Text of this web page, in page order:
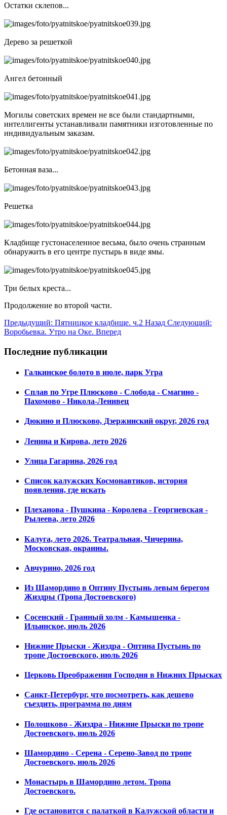
Остатки склепов...
Дерево за решеткой
Ангел бетонный
Могилы советских времен не все были стандартными,
интеллигенты устанавливали памятники изготовленные по
индивидуальным заказам.
Бетонная ваза...
Решетка
Кладбище густонаселенное весьма, было очень странным
обнаружить в его центре пустырь в виде ямы.
Три белых креста...
Продолжение во второй части.
Предыдущий: Пятницкое кладбище. ч.2 Назад Следующий:
Воробьевка. Утро на Оке. Вперед
Последние публикации
Галкинское болото в июле, парк Угра
Сплав по Угре Плюсково - Слобода - Смагино -
Пахомово - Никола-Ленивец
Дюкино и Плюсково, Дзержинский округ, 2026 год
Ленина и Кирова, лето 2026
Улица Гагарина, 2026 год
Список калужских Космонавтиков, история
появления, где искать
Плеханова - Пушкина - Королева - Георгиевская -
Рылеева, лето 2026
Калуга, лето 2026. Театральная, Чичерина,
Московская, окраины.
Авчурино, 2026 год
Из Шамордино в Оптину Пустынь левым берегом
Жиздры (Тропа Достоевского)
Сосенский - Гранный холм - Камышенка -
Ильинское, июль 2026
Нижние Прыски - Жиздра - Оптина Пустынь по
тропе Достоевского, июль 2026
Церковь Преображения Господня в Нижних Прысках
Санкт-Петербург, что посмотреть, как дешево
съездить, программа по дням
Полошково - Жиздра - Нижние Прыски по тропе
Достоевского, июль 2026
Шамордино - Серена - Серено-Завод по тропе
Достоевского, июль 2026
Монастырь в Шамордино летом. Тропа
Достоевского.
Где остановится с палаткой в Калужской области и